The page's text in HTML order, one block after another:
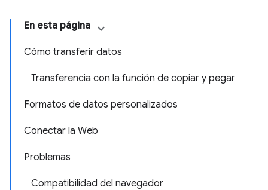
En esta página
Cómo transferir datos
Transferencia con la función de copiar y pegar
Formatos de datos personalizados
Conectar la Web
Problemas
Compatibilidad del navegador